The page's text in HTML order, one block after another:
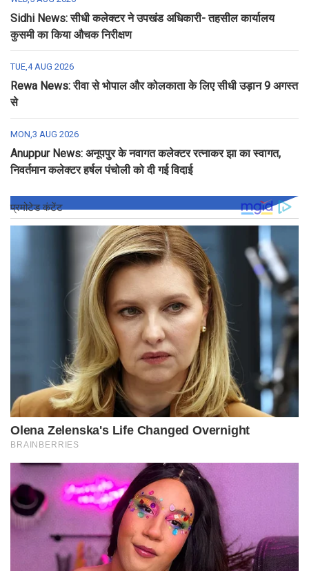
Sidhi News: सीधी कलेक्टर ने उपखंड अधिकारी- तहसील कार्यालय
कुसमी का किया औचक निरीक्षण
TUE,4 AUG 2026
Rewa News: रीवा से भोपाल और कोलकाता के लिए सीधी उड़ान 9 अगस्त
से
MON,3 AUG 2026
Anuppur News: अनूपपुर के नवागत कलेक्टर रत्नाकर झा का स्वागत,
निवर्तमान कलेक्टर हर्षल पंचोली को दी गई विदाई